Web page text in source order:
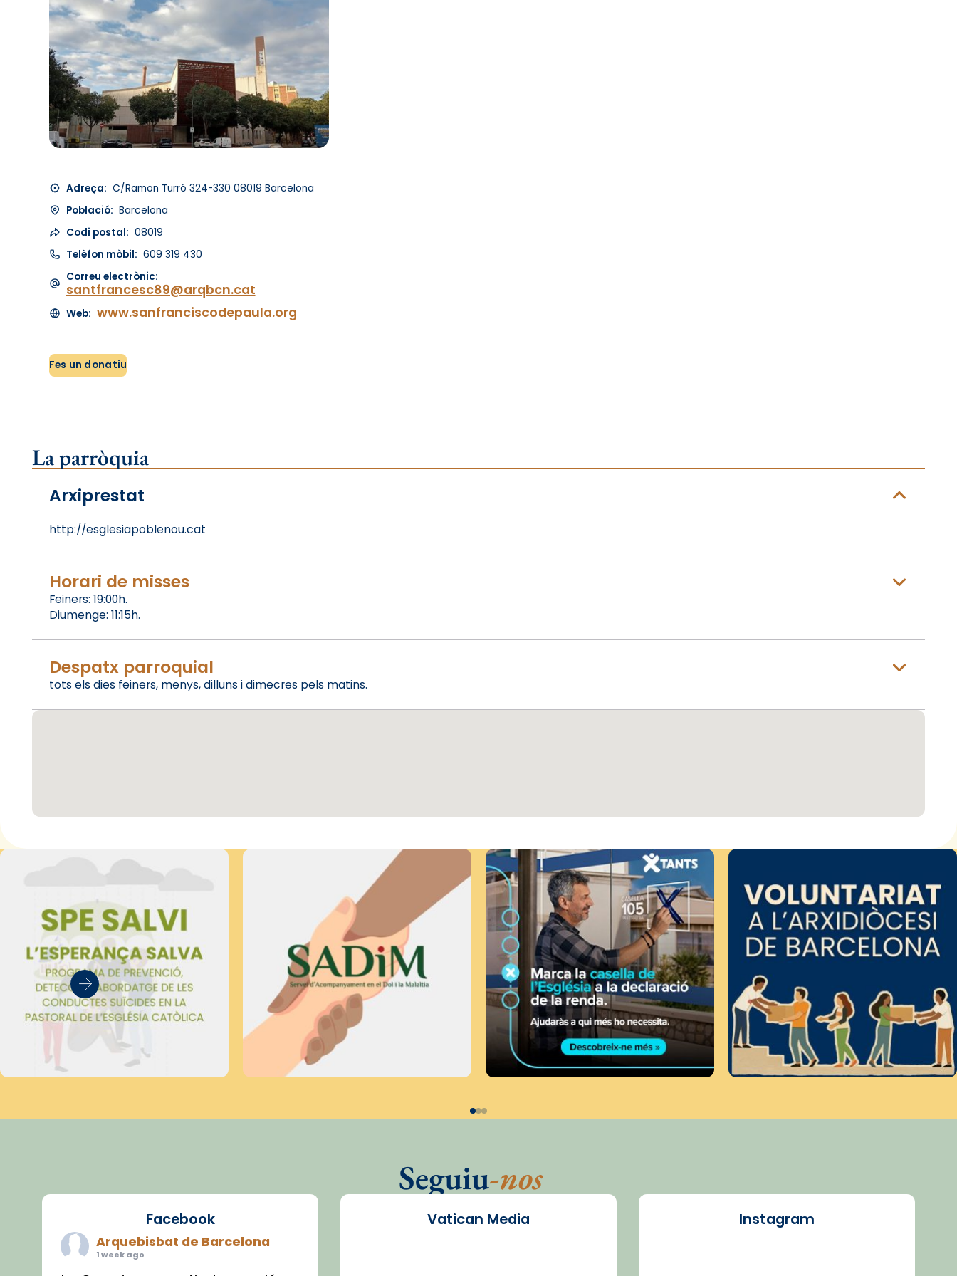
Adreça: C/Ramon Turró 324-330 08019 Barcelona
Població: Barcelona
Codi postal: 08019
Telèfon mòbil: 609 319 430
Correu electrònic:
santfrancesc89@arqbcn.cat
Web: www.sanfranciscodepaula.org
Fes un donatiu
La parròquia
Arxiprestat
http://esglesiapoblenou.cat
Horari de misses
Feiners: 19:00h.
Diumenge: 11:15h.
Despatx parroquial
tots els dies feiners, menys, dilluns i dimecres pels matins.
Seguiu-nos
Facebook
Arquebisbat de Barcelona
1 week ago
Vatican Media Instagram